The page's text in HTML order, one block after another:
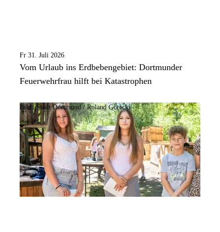
Fr 31. Juli 2026
Vom Urlaub ins Erdbebengebiet: Dortmunder
Feuerwehrfrau hilft bei Katastrophen
Bild:Stadt Dortmund / Roland Gorecki